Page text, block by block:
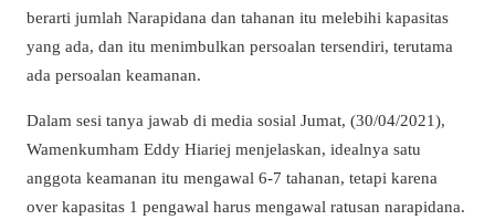
berarti jumlah Narapidana dan tahanan itu melebihi kapasitas
yang ada, dan itu menimbulkan persoalan tersendiri, terutama
ada persoalan keamanan.
Dalam sesi tanya jawab di media sosial Jumat, (30/04/2021),
Wamenkumham Eddy Hiariej menjelaskan, idealnya satu
anggota keamanan itu mengawal 6-7 tahanan, tetapi karena
over kapasitas 1 pengawal harus mengawal ratusan narapidana.